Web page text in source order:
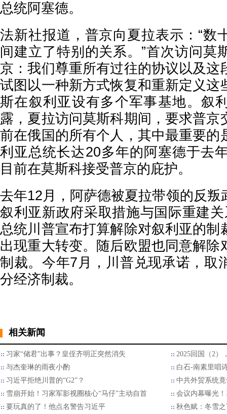
总统阿塞德。
法新社报道，普京向夏拉表示：“数
间建立了特别的关系。”首次访问莫
京：我们尊重所有过往的协议以及这
试图以一种新方式恢复和重新定义这
斯在叙利亚设有多个军事基地。叙
露，夏拉访问莫斯科期间，要求普京
前在俄国的所有个人，其中最重要的
利亚总统长达20多年的阿塞德于去
目前在莫斯科接受普京的庇护。
去年12月，阿萨德被夏拉带领的反叛
叙利亚新政府采取措施与国际重建
总统川普宣布打算解除对叙利亚的制
出现重大转变。随后欧盟也同意解除
制裁。今年7月，川普兑现承诺，取
分经济制裁。
相关新闻
习家“储君”出事？皇侄齐明正突然消失
2025回国（2）
与杰奎琳的雨夜小酌
白石-南素里唱
习近平拒绝川普的“G2”？
中共外贸系统
雪崩开始！习家军影视圈核心“马仔”主动自首
会议内幕曝光
要玩真的了！他点名警告习近平
秋色赋：冬雪